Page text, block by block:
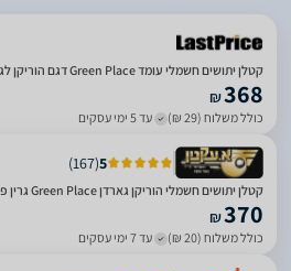
קטלן יתושים חשמלי עומד Green Place דגם הוריקן לגינה
₪368
כולל משלוח (29 ₪) עד 5 ימי עסקים
5
(
167
)
‏קטלן יתושים חשמלי הוריקן גארדן Green Place גרין פלייס
₪370
כולל משלוח (20 ₪) עד 7 ימי עסקים